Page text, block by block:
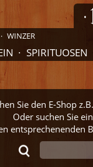
WINZER
SPIRITUOSEN
Sie den E-Shop
Oder suchen Sie
entsprechenenden